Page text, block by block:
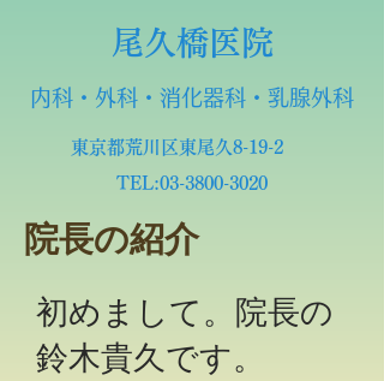
尾久橋医院
内科・外科・消化器科・乳腺外科
東京都荒川区東尾久8-19-2
TEL:03-3800-3020
院長の紹介
初めまして。院長の
鈴木貴久です。